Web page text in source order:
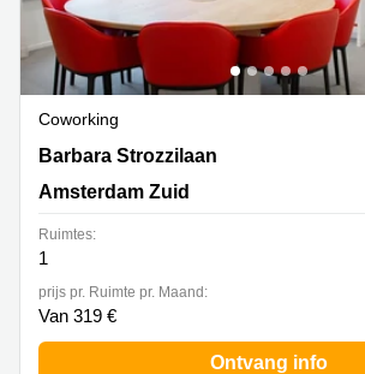
Coworking
Barbara Strozzilaan 201, Amsterdam Zuid
Barbara Strozzilaan
Amsterdam Zuid
Ruimtes:
1
prijs pr. Ruimte pr. Maand:
Van 319 €
Ontvang info